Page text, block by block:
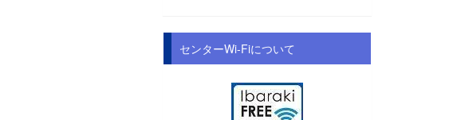
センターWi-Fiについて